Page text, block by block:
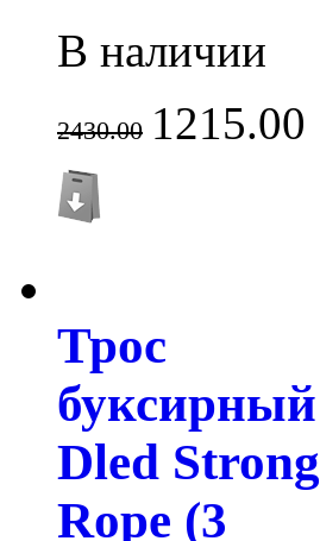
В наличии
2430.00 1215.00
Трос
буксирный
Dled Strong
Rope (3